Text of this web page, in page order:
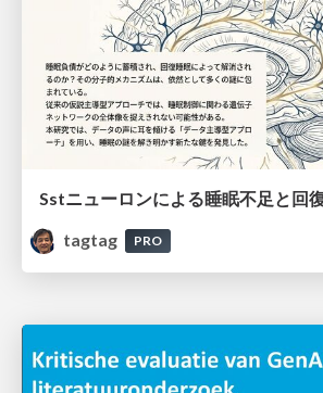
tagtag
PRO